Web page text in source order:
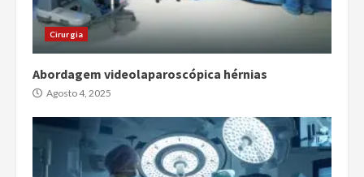
Cirurgia
Abordagem videolaparoscópica hérnias
Agosto 4, 2025